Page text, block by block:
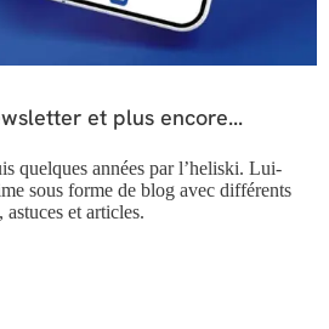
et plus encore...
quelques années par l’heliski. Lui-
sous forme de blog avec différents
et articles.